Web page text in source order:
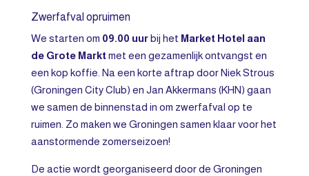
Zwerfafval opruimen
We starten om 09.00 uurbij het Market Hotel aan
de Grote Marktmet een gezamenlijk ontvangst en
een kop koffie. Na een korte aftrap door Niek Strous
(Groningen City Club) en Jan Akkermans (KHN) gaan
we samen de binnenstad in om zwerfafval op te
ruimen. Zo maken we Groningen samen klaar voor het
aanstormende zomerseizoen!
De actie wordt georganiseerd door de Groningen